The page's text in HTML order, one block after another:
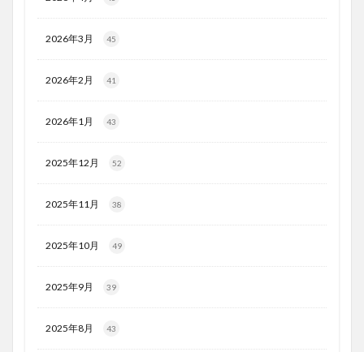
2026年3月 45
2026年2月 41
2026年1月 43
2025年12月 52
2025年11月 38
2025年10月 49
2025年9月 39
2025年8月 43